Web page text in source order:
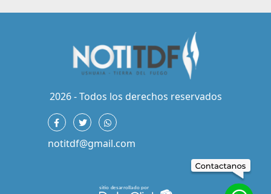
2026 - Todos los derechos reservados
notitdf@gmail.com